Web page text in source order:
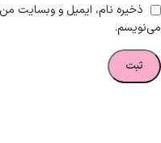
ذخیره نام، ایمیل و وبسایت
می‌نویسم.